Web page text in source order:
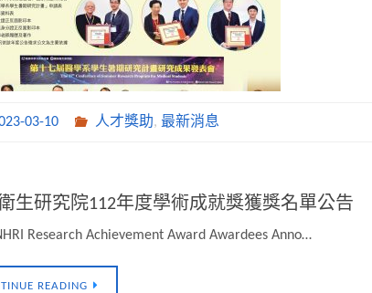
03-10 人才獎助, 最新消息
生研究院112年度學術成就獎獲獎名單公告
Research Achievement Award Awardees Anno…
READING